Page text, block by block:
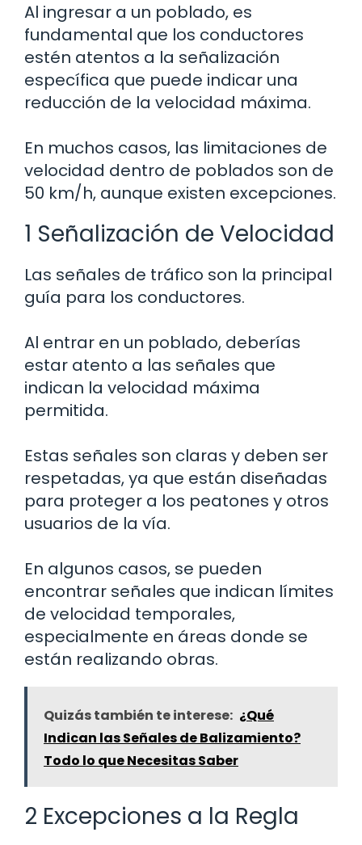
Al ingresar a un poblado, es
fundamental que los conductores
estén atentos a la señalización
específica que puede indicar una
reducción de la velocidad máxima.
En muchos casos, las limitaciones de
velocidad dentro de poblados son de
50 km/h, aunque existen excepciones.
1 Señalización de Velocidad
Las señales de tráfico son la principal
guía para los conductores.
Al entrar en un poblado, deberías
estar atento a las señales que
indican la velocidad máxima
permitida.
Estas señales son claras y deben ser
respetadas, ya que están diseñadas
para proteger a los peatones y otros
usuarios de la vía.
En algunos casos, se pueden
encontrar señales que indican límites
de velocidad temporales,
especialmente en áreas donde se
están realizando obras.
Quizás también te interese: ¿Qué
Indican las Señales de Balizamiento?
Todo lo que Necesitas Saber
2 Excepciones a la Regla